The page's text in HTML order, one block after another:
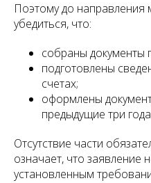
Поэтому до направления
убедиться, что:
собраны документы
подготовлены
счетах;
оформлены
предыдущие три
Отсутствие части
означает, что заявление
установленным